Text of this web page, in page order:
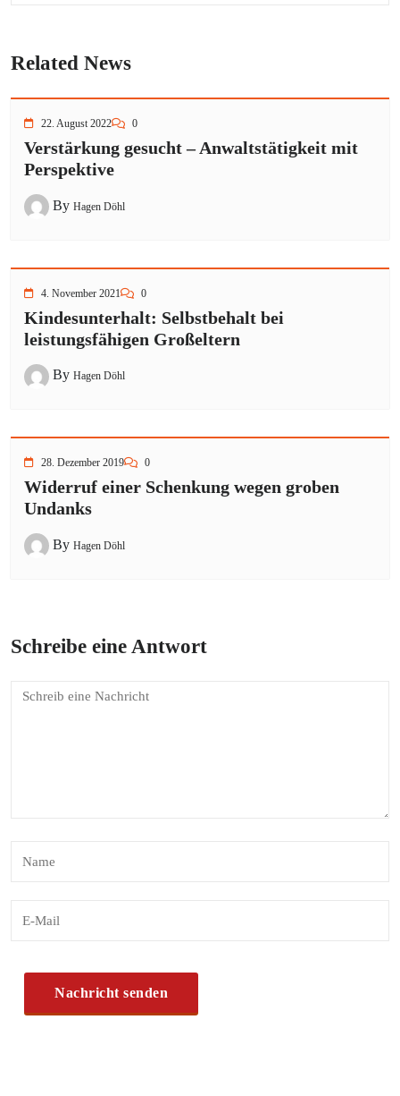
Related News
22. August 2022 0
Verstärkung gesucht – Anwaltstätigkeit mit
Perspektive
By Hagen Döhl
4. November 2021 0
Kindesunterhalt: Selbstbehalt bei
leistungsfähigen Großeltern
By Hagen Döhl
28. Dezember 2019 0
Widerruf einer Schenkung wegen groben
Undanks
By Hagen Döhl
Schreibe eine Antwort